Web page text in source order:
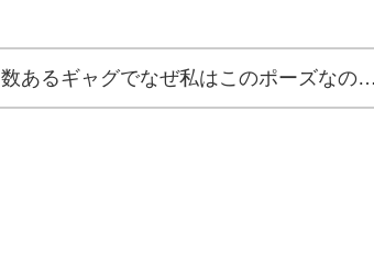
数あるギャグでなぜ私はこのポーズなの…